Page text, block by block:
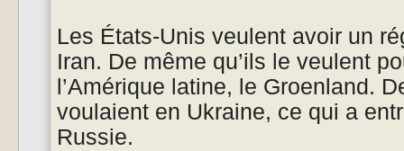
Les États-Unis veulent avoir un
Iran. De même qu’ils le veulent
l’Amérique latine, le Groenland.
voulaient en Ukraine, ce qui a
Russie.